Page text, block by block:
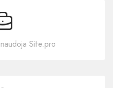
Site.pro